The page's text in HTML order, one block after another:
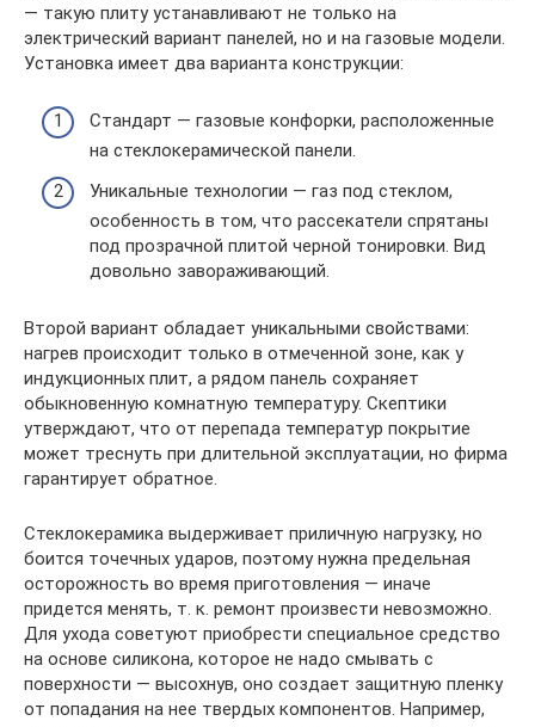
— такую плиту устанавливают не только на
электрический вариант панелей, но и на газовые модели.
Установка имеет два варианта конструкции:
Стандарт — газовые конфорки, расположенные
на стеклокерамической панели.
Уникальные технологии — газ под стеклом,
особенность в том, что рассекатели спрятаны
под прозрачной плитой черной тонировки. Вид
довольно завораживающий.
Второй вариант обладает уникальными свойствами:
нагрев происходит только в отмеченной зоне, как у
индукционных плит, а рядом панель сохраняет
обыкновенную комнатную температуру. Скептики
утверждают, что от перепада температур покрытие
может треснуть при длительной эксплуатации, но фирма
гарантирует обратное.
Стеклокерамика выдерживает приличную нагрузку, но
боится точечных ударов, поэтому нужна предельная
осторожность во время приготовления — иначе
придется менять, т. к. ремонт произвести невозможно.
Для ухода советуют приобрести специальное средство
на основе силикона, которое не надо смывать с
поверхности — высохнув, оно создает защитную пленку
от попадания на нее твердых компонентов. Например,